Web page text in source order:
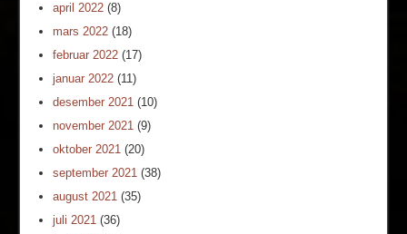
april 2022 (8)
mars 2022 (18)
februar 2022 (17)
januar 2022 (11)
desember 2021 (10)
november 2021 (9)
oktober 2021 (20)
september 2021 (38)
august 2021 (35)
juli 2021 (36)